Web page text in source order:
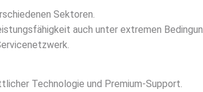
Sektoren.
auch unter extremen
Technologie und Premium-Support.